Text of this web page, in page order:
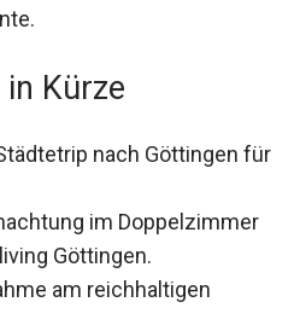
Einblicke und
Kürze
im
hotel & living